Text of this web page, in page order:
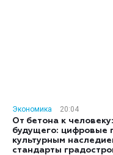
Экономика
20:04
От бетона к
будущего: цифровые
культурным
стандарты